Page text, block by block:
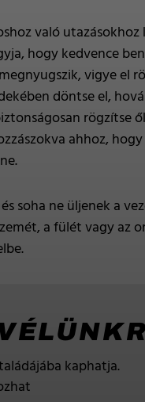
való
hogy kedvence
vigye el
döntse el,
rögzítse
ahhoz,
soha ne üljenek a
a fülét vagy az
kaphatja.